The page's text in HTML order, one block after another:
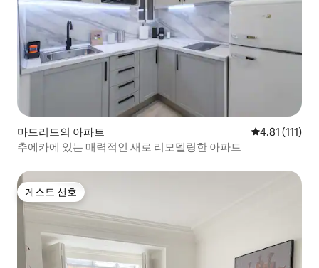
마드리드의 아파트 평점 4.81점(5
4.81 (111)
추에카에 있는 매력적인 새로 리모델링한 아파트
게스트 선호
게스트 선호